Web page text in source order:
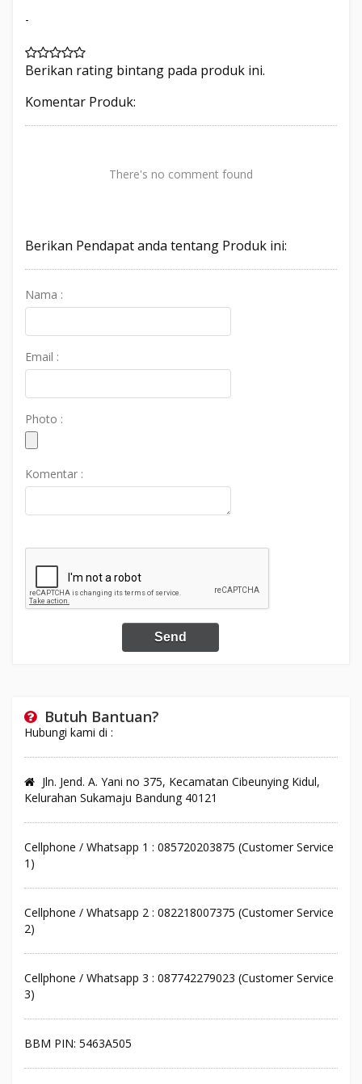
Butuh Bantuan?
Hubungi kami di :
Jln. Jend. A. Yani no 375, Kecamatan Cibeunying Kidul,
Kelurahan Sukamaju Bandung 40121
Cellphone / Whatsapp 1 : 085720203875 (Customer Service
1)
Cellphone / Whatsapp 2 : 082218007375 (Customer Service
2)
Cellphone / Whatsapp 3 : 087742279023 (Customer Service
3)
BBM PIN: 5463A505
-
Berikan rating bintang pada produk ini.
Komentar Produk:
There's no comment found
Berikan Pendapat anda tentang Produk ini:
Nama :
Email :
Photo :
Komentar :